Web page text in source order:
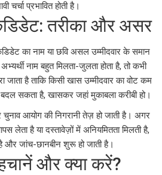
चर्चा प्रभावित होती है।
तरीका और असर
का नाम या छवि असल उम्मीदवार के समान
नाम बहुत मिलता-जुलता होता है, तो कभी
जाता है ताकि किसी खास उम्मीदवार का वोट कम
सकता है, खासकर जहां मुकाबला करीबी हो।
चुनाव आयोग की निगरानी तेज़ हो जाती है। अगर
लेता है या दस्तावेज़ों में अनियमितता मिलती है,
और जांच-छानबीन शुरू हो जाती है।
और क्या करें?